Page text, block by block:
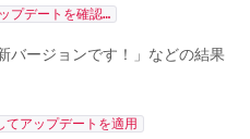
プデートを確認…
ジョンです！」などの結果
てアップデートを適用